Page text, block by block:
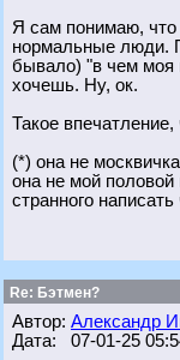
Я сам понимаю, что
нормальные люди.
бывало) "в чем моя
хочешь. Ну, ок.
Такое
(*) она не
она не мой половой
странного
Re: Бэтмен?
Автор: Александр
Дата: 07-01-25